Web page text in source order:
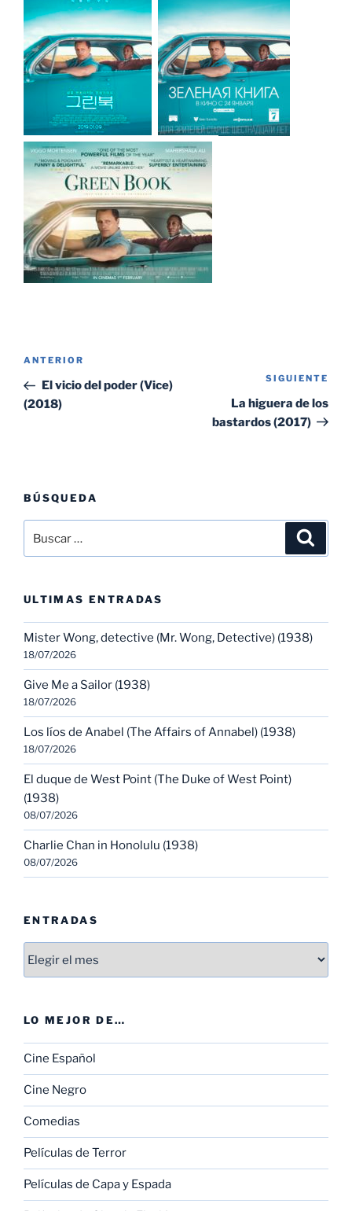
Navegación
entradas
Entrada
anterior:
ANTERIOR
El vicio del poder (Vice)
(2018)
SIGUIENTE
La higuera de los
bastardos (2017)
BÚSQUEDA
por:
ULTIMAS ENTRADAS
Mister Wong, detective (Mr. Wong, Detective) (1938)
18/07/2026
Give Me a Sailor (1938)
18/07/2026
Los líos de Anabel (The Affairs of Annabel) (1938)
18/07/2026
El duque de West Point (The Duke of West Point)
(1938)
08/07/2026
Charlie Chan in Honolulu (1938)
08/07/2026
ENTRADAS
LO MEJOR DE…
Cine Español
Cine Negro
Comedias
Películas de Terror
Películas de Capa y Espada